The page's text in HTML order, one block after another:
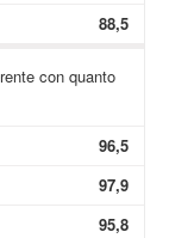
88,5
con quanto
96,5
97,9
95,8